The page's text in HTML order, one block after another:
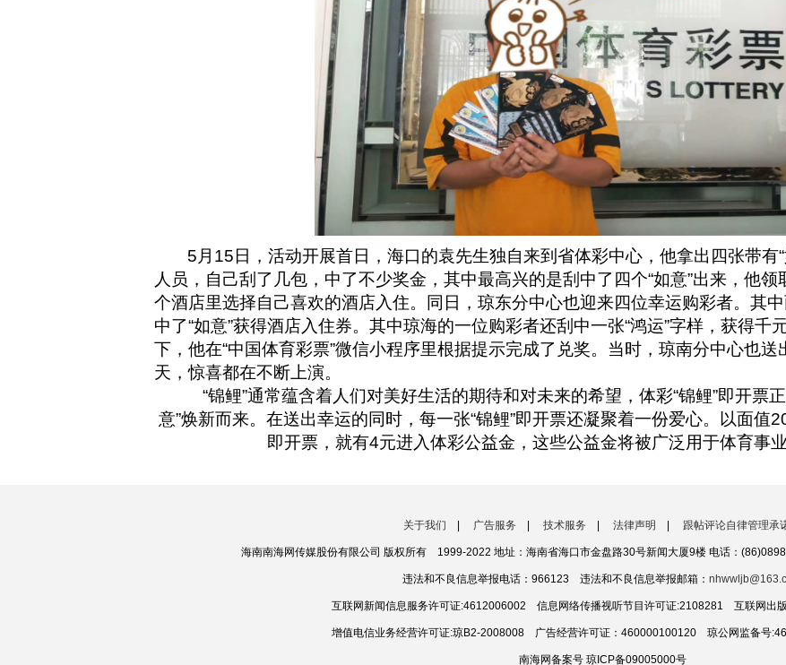
5 月15日，活动开展首日，海口的袁先生独自来到省体彩中心，他拿出四张带有
人员，自己刮了几包，中了不少奖金，其中最高兴的是刮中了四个“如意”出来，他
个酒店里选择自己喜欢的酒店入住。同日，琼东分中心也迎来四位幸运购彩者。其
中了“如意”获得酒店入住券。其中琼海的一位购彩者还刮中一张“鸿运”字样，获得千
下，他在“中国体育彩票”微信小程序里根据提示完成了兑奖。当时，琼南分中心也
天，惊喜都在不断上演。
“锦鲤”通常蕴含着人们对美好生活的期待和对未来的希望，体彩“锦鲤”即开票
意”焕新而来。在送出幸运的同时，每一张“锦鲤”即开票还凝聚着一份爱心。以面值
即开票，就有4元进入体彩公益金，这些公益金将被广泛用于体育事
关于我们 广告服务 技术服务 法律声明 跟帖评论自律管理承
海南南海网传媒股份有限公司 版权所有 1999-2022 地址：海南省海口市金盘路30号新闻大厦9楼 电话：
违法和不良信息举报电话：966123 违法和不良信息举报邮箱：
互联网新闻信息服务许可证:4612006002 信息网络传播视听节目许可证:2108281 互联网出
增值电信业务经营许可证:琼B2-2008008 广告经营许可证：460000100120 琼公网监备号
南海网备案号 琼ICP备09005000号